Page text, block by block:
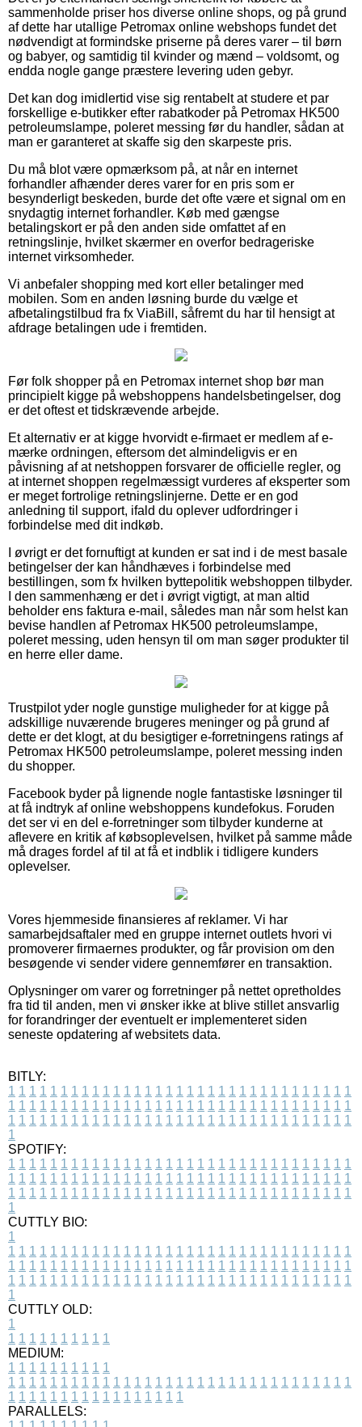
sammenholde priser hos diverse online shops, og på grund
af dette har utallige Petromax online webshops fundet det
nødvendigt at formindske priserne på deres varer – til børn
og babyer, og samtidig til kvinder og mænd – voldsomt, og
endda nogle gange præstere levering uden gebyr.
Det kan dog imidlertid vise sig rentabelt at studere et par
forskellige e-butikker efter rabatkoder på Petromax HK500
petroleumslampe, poleret messing før du handler, sådan at
man er garanteret at skaffe sig den skarpeste pris.
Du må blot være opmærksom på, at når en internet
forhandler afhænder deres varer for en pris som er
besynderligt beskeden, burde det ofte være et signal om en
snydagtig internet forhandler. Køb med gængse
betalingskort er på den anden side omfattet af en
retningslinje, hvilket skærmer en overfor bedrageriske
internet virksomheder.
Vi anbefaler shopping med kort eller betalinger med
mobilen. Som en anden løsning burde du vælge et
afbetalingstilbud fra fx ViaBill, såfremt du har til hensigt at
afdrage betalingen ude i fremtiden.
Før folk shopper på en Petromax internet shop bør man
principielt kigge på webshoppens handelsbetingelser, dog
er det oftest et tidskrævende arbejde.
Et alternativ er at kigge hvorvidt e-firmaet er medlem af e-
mærke ordningen, eftersom det almindeligvis er en
påvisning af at netshoppen forsvarer de officielle regler, og
at internet shoppen regelmæssigt vurderes af eksperter som
er meget fortrolige retningslinjerne. Dette er en god
anledning til support, ifald du oplever udfordringer i
forbindelse med dit indkøb.
I øvrigt er det fornuftigt at kunden er sat ind i de mest basale
betingelser der kan håndhæves i forbindelse med
bestillingen, som fx hvilken byttepolitik webshoppen tilbyder.
I den sammenhæng er det i øvrigt vigtigt, at man altid
beholder ens faktura e-mail, således man når som helst kan
bevise handlen af Petromax HK500 petroleumslampe,
poleret messing, uden hensyn til om man søger produkter til
en herre eller dame.
Trustpilot yder nogle gunstige muligheder for at kigge på
adskillige nuværende brugeres meninger og på grund af
dette er det klogt, at du besigtiger e-forretningens ratings af
Petromax HK500 petroleumslampe, poleret messing inden
du shopper.
Facebook byder på lignende nogle fantastiske løsninger til
at få indtryk af online webshoppens kundefokus. Foruden
det ser vi en del e-forretninger som tilbyder kunderne at
aflevere en kritik af købsoplevelsen, hvilket på samme måde
må drages fordel af til at få et indblik i tidligere kunders
oplevelser.
Vores hjemmeside finansieres af reklamer. Vi har
samarbejdsaftaler med en gruppe internet outlets hvori vi
promoverer firmaernes produkter, og får provision om den
besøgende vi sender videre gennemfører en transaktion.
Oplysninger om varer og forretninger på nettet opretholdes
fra tid til anden, men vi ønsker ikke at blive stillet ansvarlig
for forandringer der eventuelt er implementeret siden
seneste opdatering af websitets data.
BITLY:
1 1 1 1 1 1 1 1 1 1 1 1 1 1 1 1 1 1 1 1 1 1 1 1 1 1 1 1 1 1 1 1 1
1 1 1 1 1 1 1 1 1 1 1 1 1 1 1 1 1 1 1 1 1 1 1 1 1 1 1 1 1 1 1 1 1
1 1 1 1 1 1 1 1 1 1 1 1 1 1 1 1 1 1 1 1 1 1 1 1 1 1 1 1 1 1 1 1 1
1
SPOTIFY:
1 1 1 1 1 1 1 1 1 1 1 1 1 1 1 1 1 1 1 1 1 1 1 1 1 1 1 1 1 1 1 1 1
1 1 1 1 1 1 1 1 1 1 1 1 1 1 1 1 1 1 1 1 1 1 1 1 1 1 1 1 1 1 1 1 1
1 1 1 1 1 1 1 1 1 1 1 1 1 1 1 1 1 1 1 1 1 1 1 1 1 1 1 1 1 1 1 1 1
1
CUTTLY BIO:
1
1 1 1 1 1 1 1 1 1 1 1 1 1 1 1 1 1 1 1 1 1 1 1 1 1 1 1 1 1 1 1 1 1
1 1 1 1 1 1 1 1 1 1 1 1 1 1 1 1 1 1 1 1 1 1 1 1 1 1 1 1 1 1 1 1 1
1 1 1 1 1 1 1 1 1 1 1 1 1 1 1 1 1 1 1 1 1 1 1 1 1 1 1 1 1 1 1 1 1
1
CUTTLY OLD:
1
1 1 1 1 1 1 1 1 1 1
MEDIUM:
1 1 1 1 1 1 1 1 1 1
1 1 1 1 1 1 1 1 1 1 1 1 1 1 1 1 1 1 1 1 1 1 1 1 1 1 1 1 1 1 1 1 1
1 1 1 1 1 1 1 1 1 1 1 1 1 1 1 1 1
PARALLELS: